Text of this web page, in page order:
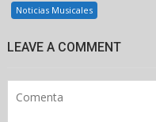
Noticias Musicales
LEAVE A COMMENT